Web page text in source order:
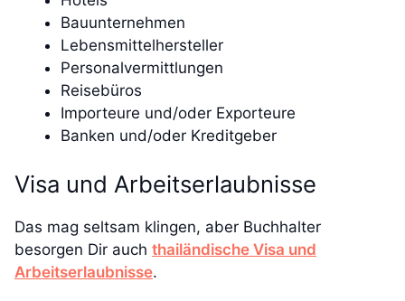
Bauunternehmen
Lebensmittelhersteller
Personalvermittlungen
Reisebüros
Importeure und/oder Exporteure
Banken und/oder Kreditgeber
Visa und Arbeitserlaubnisse
Das mag seltsam klingen, aber Buchhalter
besorgen Dir auch thailändische Visa und
Arbeitserlaubnisse.